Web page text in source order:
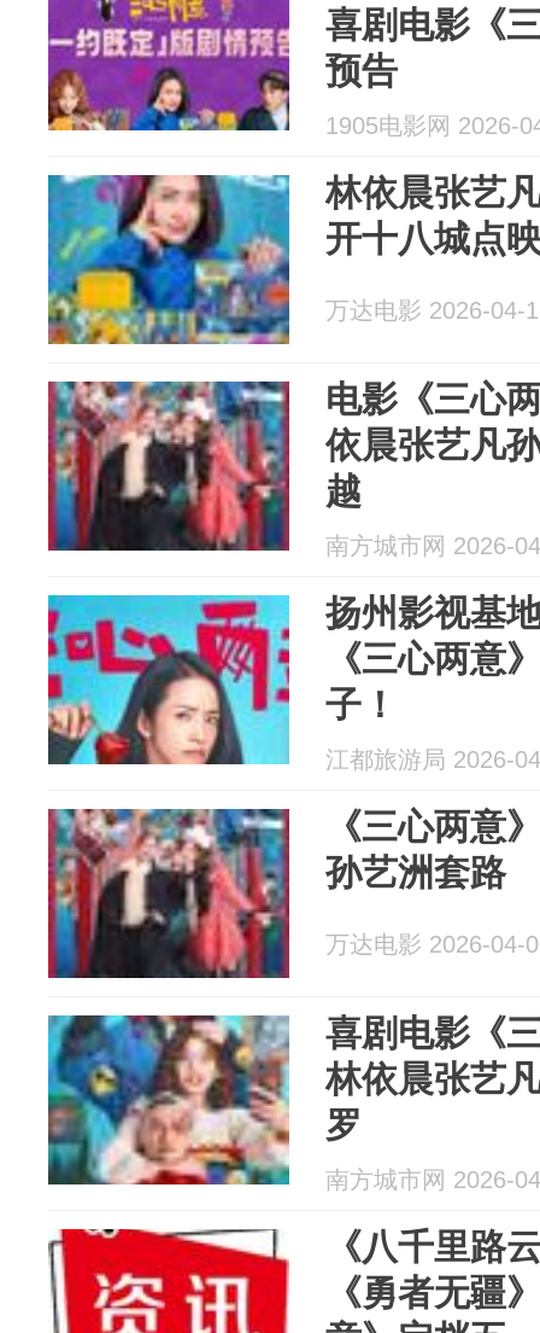
喜剧电影《
预告
1905电影网 2026-
林依晨张艺
开十八城点
万达电影 2026-04-
电影《三心
依晨张艺凡
越
南方城市网 2026-
扬州影视基
《三心两意
子！
江都旅游局 2026-
《三心两意
孙艺洲套路
万达电影 2026-04-
喜剧电影《
林依晨张艺
罗
南方城市网 2026-
《八千里路
《勇者无疆